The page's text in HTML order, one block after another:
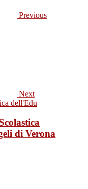
Previous
Next
di Verona